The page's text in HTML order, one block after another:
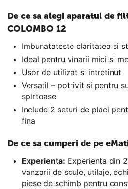
De ce sa alegi aparatul de
COLOMBO 12
Imbunatateste claritatea si
Ideal pentru vinarii mici si
Usor de utilizat si intretinut
Versatil – potrivit si pentru
spirtoase
Include 2 seturi de placi
fina
De ce sa cumperi de pe
Experienta: Experienta din
vanzarii de scule, utilaje,
piese de schimb pentru